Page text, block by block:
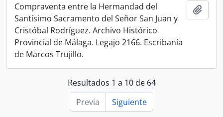
Compraventa entre la Hermandad del
Santísimo Sacramento del Señor San Juan y
Cristóbal Rodríguez. Archivo Histórico
Provincial de Málaga. Legajo 2166. Escribanía
de Marcos Trujillo.
Resultados 1 a 10 de 64
Previa
Siguiente